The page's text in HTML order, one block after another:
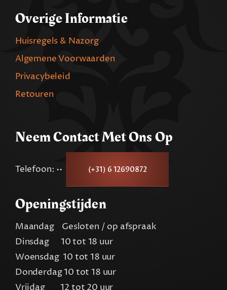
Overige Informatie
Huisregels & Nazorg
Algemene Voorwaarden
Privacybeleid
Retouren
Neem Contact Met Ons Op
Telefoon: •• (+31) 6 12690872
Openingstijden
Maandag Gesloten / op afspraak
Dinsdag 10 tot 18 uur
Woensdag 10 tot 18 uur
Donderdag 10 tot 18 uur
Vrijdag 12 tot 20 uur